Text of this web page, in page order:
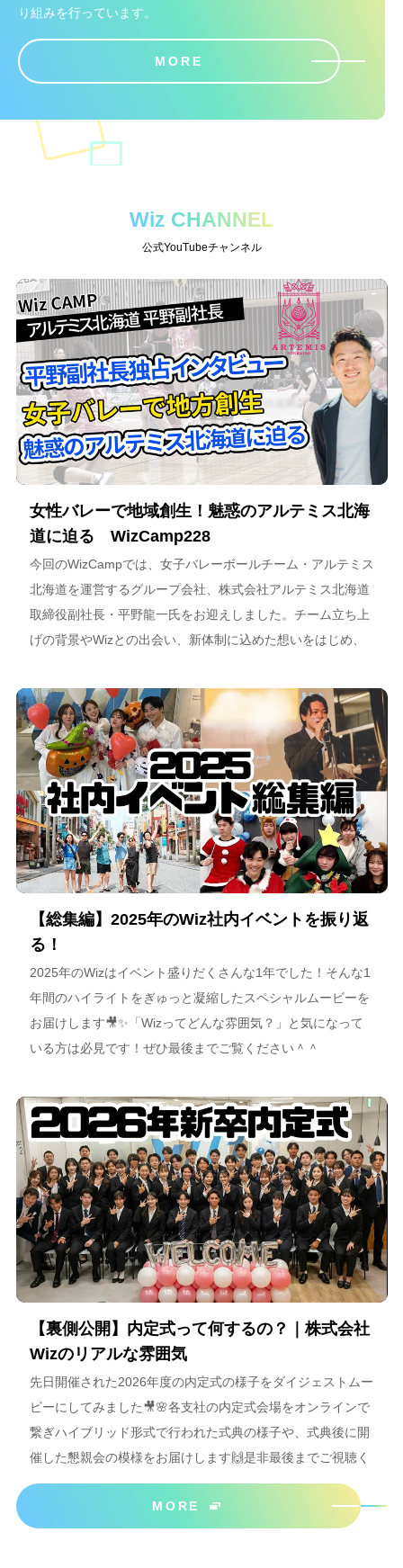
り組みを行っています。
MORE
Wiz CHANNEL
公式YouTubeチャンネル
女性バレーで地域創生！魅惑のアルテミス北海
道に迫る WizCamp228
今回のWizCampでは、女子バレーボールチーム・アルテミス
北海道を運営するグループ会社、株式会社アルテミス北海道
取締役副社長・平野龍一氏をお迎えしました。チーム立ち上
げの背景やWizとの出会い、新体制に込めた想いをはじめ、
海道が描く今後のビジョンについて語っています。
【総集編】2025年のWiz社内イベントを振り返
る！
2025年のWizはイベント盛りだくさんな1年でした！そんな1
年間のハイライトをぎゅっと凝縮したスペシャルムービーを
お届けします🎥✨「Wizってどんな雰囲気？」と気になって
いる方は必見です！ぜひ最後までご覧ください＾＾
【裏側公開】内定式って何するの？｜株式会社
Wizのリアルな雰囲気
先日開催された2026年度の内定式の様子をダイジェストムー
ビーにしてみました🎥🌸各支社の内定式会場をオンラインで
繋ぎハイブリッド形式で行われた式典の様子や、式典後に開
催した懇親会の模様をお届けします🙌是非最後までご視聴く
ださいね＾＾
MORE